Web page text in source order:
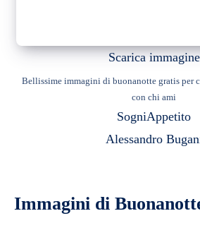
Scarica immagine
Bellissime immagini di buonanotte gratis per
con chi ami
SogniAppetito
Alessandro
Immagini di